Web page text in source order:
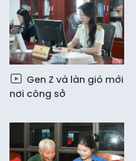
Gen Z và làn gió mới
nơi công sở